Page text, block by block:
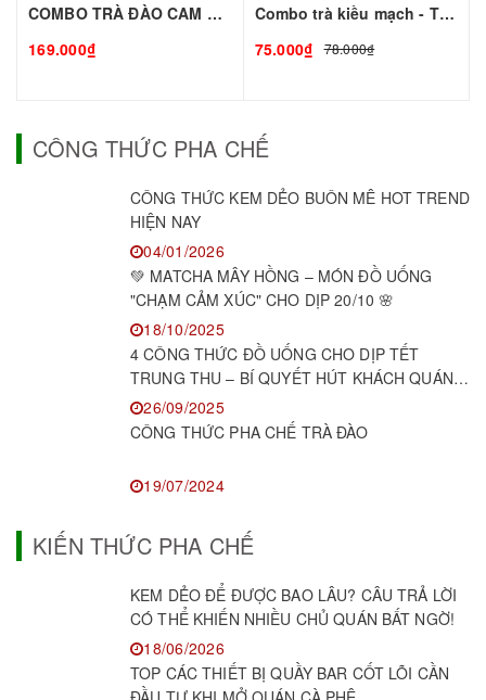
COMBO TRÀ ĐÀO CAM SẢ - Giải Nhiệt Mùa Hè
169.000₫
Combo trà kiều mạch - TC đen
75.000₫
78.000₫
CÔNG THỨC PHA CHẾ
CÔNG THỨC KEM DẺO BUÔN MÊ HOT TREND
HIỆN NAY
04/01/2026
💚 MATCHA MÂY HỒNG – MÓN ĐỒ UỐNG
"CHẠM CẢM XÚC" CHO DỊP 20/10 🌸
18/10/2025
TRUNG THU – BÍ QUYẾT HÚT KHÁCH QUÁN
CÔNG THỨC PHA CHẾ TRÀ ĐÀO
19/07/2024